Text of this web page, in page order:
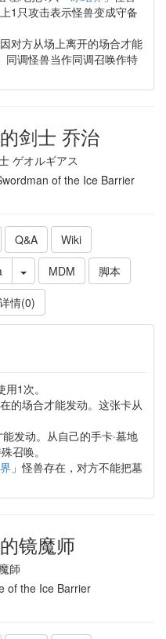
1只攻击表示怪兽变成守备
对方从场上离开的场合才能
」同调怪兽当作同调召唤作特
剑士 乔治
ゲオルギアス
of the Ice Barrier
Q&A
Wiki
MDM
脚本
详情(0)
1次。
的场合才能发动。这张卡从
发动。从自己的手卡·墓地
召唤。
」怪兽存在，对方不能把墓
镜魔师
師
of the Ice Barrier